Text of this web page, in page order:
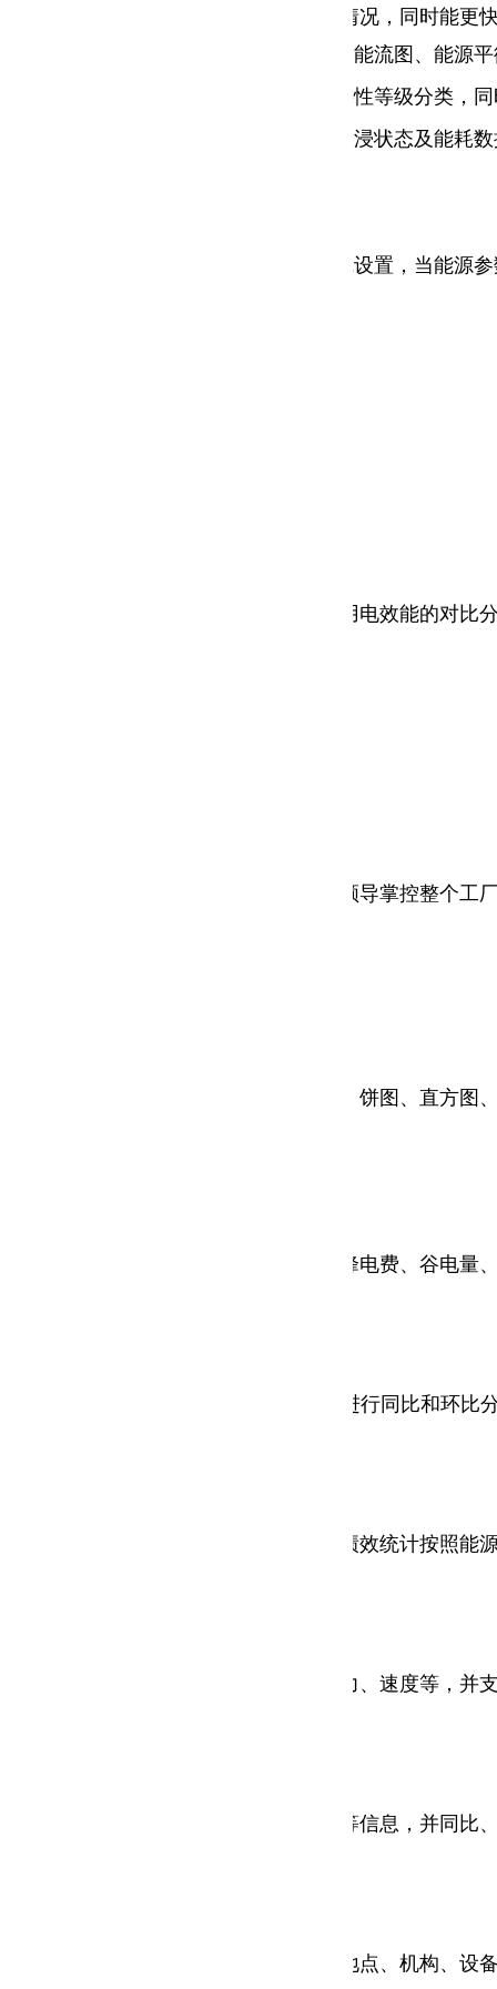
用户能够实时的监测各个点位的运作情况，同时能
环节的持续稳定运行，显示配电图、能流图、能源
能源参数越限报警，可提供报警重要性等级分类，
、电水气等仪表的实时参数、门禁水浸状态及能耗
处理操作，可以对报警参数进行在线设置，当能
理的规划。通过各种运行参数状态下用电效能的对
分析，实现各个产业线的对比，帮助领导掌控整个工
设备、班组、分项等维度，采用曲线、饼图、直方
能源消耗费用，其中电包括峰电量、峰电费、谷电量
产品单耗中生成产品单耗趋势图，并进行同比和环
、设备等进行日、周、月、年、时段绩效统计按照
运行状态，如温度、湿度、流量、压力、速度等，
节点的能耗，单耗，成本，综合能耗等信息，并同比
、环比分析，分类、分时段、分项（地点、机构、设